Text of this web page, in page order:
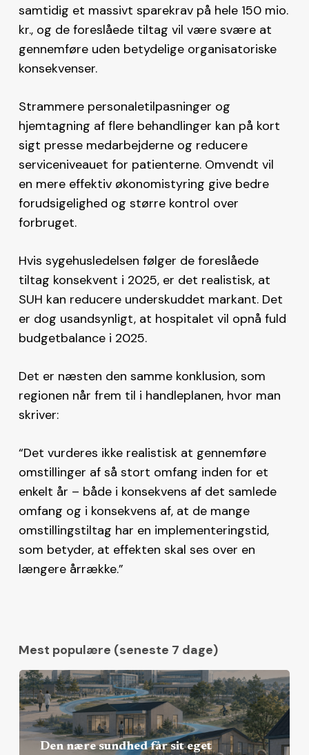
samtidig et massivt sparekrav på hele 150 mio.
kr., og de foreslåede tiltag vil være svære at
gennemføre uden betydelige organisatoriske
konsekvenser.
Strammere personaletilpasninger og
hjemtagning af flere behandlinger kan på kort
sigt presse medarbejderne og reducere
serviceniveauet for patienterne. Omvendt vil
en mere effektiv økonomistyring give bedre
forudsigelighed og større kontrol over
forbruget.
Hvis sygehusledelsen følger de foreslåede
tiltag konsekvent i 2025, er det realistisk, at
SUH kan reducere underskuddet markant. Det
er dog usandsynligt, at hospitalet vil opnå fuld
budgetbalance i 2025.
Det er næsten den samme konklusion, som
regionen når frem til i handleplanen, hvor man
skriver:
“Det vurderes ikke realistisk at gennemføre
omstillinger af så stort omfang inden for et
enkelt år – både i konsekvens af det samlede
omfang og i konsekvens af, at de mange
omstillingstiltag har en implementeringstid,
som betyder, at effekten skal ses over en
længere årrække.”
Mest populære (seneste 7 dage)
Den nære sundhed får sit eget